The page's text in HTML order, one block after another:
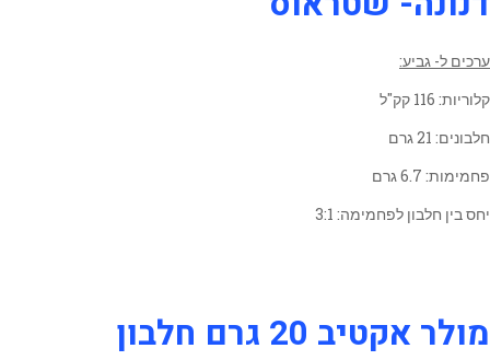
ערכים ל- גביע:
קלוריות: 116 קק"ל
חלבונים: 21 גרם
פחמימות: 6.7 גרם
יחס בין חלבון לפחמימה: 3:1
מולר אקטיב 20 גרם חלבון